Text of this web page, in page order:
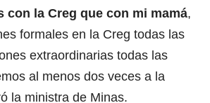
con la Creg que con mi mamá,
formales en la Creg todas las
extraordinarias todas las
al menos dos veces a la
la ministra de Minas.